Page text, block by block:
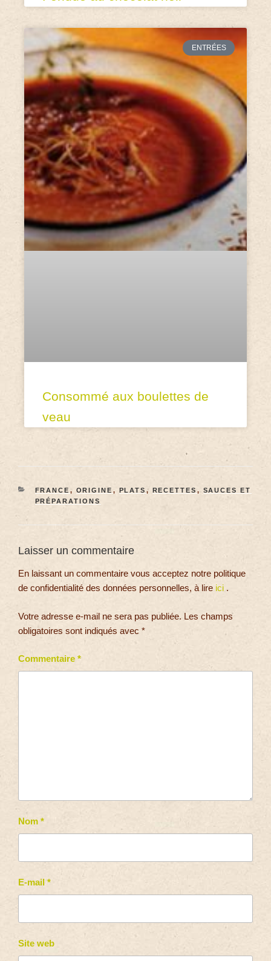
ENTRÉES
Consommé aux boulettes de
veau
FRANCE , ORIGINE , PLATS , RECETTES , SAUCES ET
PRÉPARATIONS
Laisser un commentaire
En laissant un commentaire vous acceptez notre politique
de confidentialité des données personnelles, à lire ici .
Votre adresse e-mail ne sera pas publiée. Les champs
obligatoires sont indiqués avec *
Commentaire *
Nom *
E-mail *
Site web